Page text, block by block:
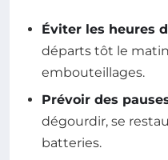
Éviter les heures
départs tôt le
embouteillages.
Prévoir des
dégourdir, se
batteries.